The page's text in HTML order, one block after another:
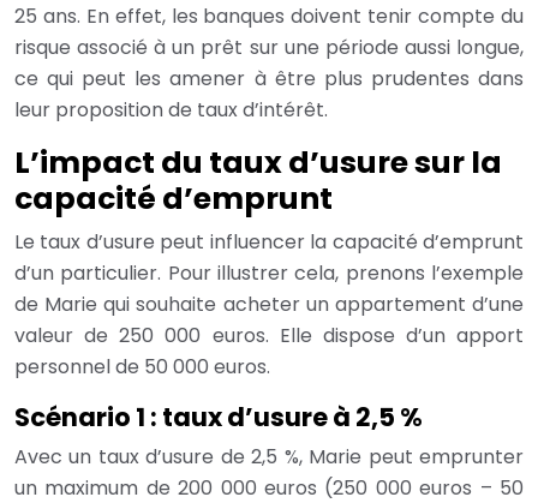
25 ans. En effet, les banques doivent tenir compte du
risque associé à un prêt sur une période aussi longue,
ce qui peut les amener à être plus prudentes dans
leur proposition de taux d’intérêt.
L’impact du taux d’usure sur la
capacité d’emprunt
Le taux d’usure peut influencer la capacité d’emprunt
d’un particulier. Pour illustrer cela, prenons l’exemple
de Marie qui souhaite acheter un appartement d’une
valeur de 250 000 euros. Elle dispose d’un apport
personnel de 50 000 euros.
Scénario 1 : taux d’usure à 2,5 %
Avec un taux d’usure de 2,5 %, Marie peut emprunter
un maximum de 200 000 euros (250 000 euros – 50